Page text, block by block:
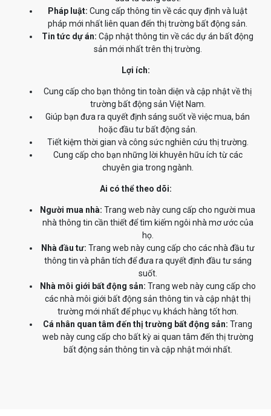
Pháp luật: Cung cấp thông tin về các quy định và luật
pháp mới nhất liên quan đến thị trường bất động sản.
Tin tức dự án: Cập nhật thông tin về các dự án bất động
sản mới nhất trên thị trường.
Lợi ích:
Cung cấp cho bạn thông tin toàn diện và cập nhật về thị
trường bất động sản Việt Nam.
Giúp bạn đưa ra quyết định sáng suốt về việc mua, bán
hoặc đầu tư bất động sản.
Tiết kiệm thời gian và công sức nghiên cứu thị trường.
Cung cấp cho bạn những lời khuyên hữu ích từ các
chuyên gia trong ngành.
Ai có thể theo dõi:
Người mua nhà: Trang web này cung cấp cho người mua
nhà thông tin cần thiết để tìm kiếm ngôi nhà mơ ước của
họ.
Nhà đầu tư: Trang web này cung cấp cho các nhà đầu tư
thông tin và phân tích để đưa ra quyết định đầu tư sáng
suốt.
Nhà môi giới bất động sản: Trang web này cung cấp cho
các nhà môi giới bất động sản thông tin và cập nhật thị
trường mới nhất để phục vụ khách hàng tốt hơn.
Cá nhân quan tâm đến thị trường bất động sản: Trang
web này cung cấp cho bất kỳ ai quan tâm đến thị trường
bất động sản thông tin và cập nhật mới nhất.